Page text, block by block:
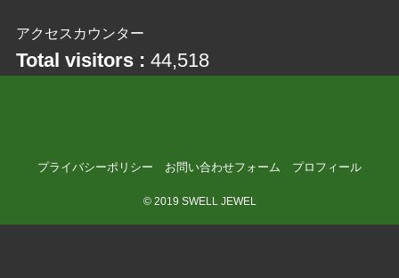
アクセスカウンター
Total visitors : 44,518
プライバシーポリシー お問い合わせフォーム プロフィール
©2019 SWELL JEWEL